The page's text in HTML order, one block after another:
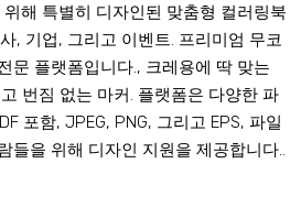
해 특별히 디자인된 맞춤형 컬러링북
, 기업, 그리고 이벤트. 프리미엄 무코
문 플랫폼입니다., 크레용에 딱 맞는
번짐 없는 마커. 플랫폼은 다양한 파
포함, JPEG, PNG, 그리고 EPS, 파일
들을 위해 디자인 지원을 제공합니다..